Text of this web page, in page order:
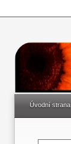
Úvodní strana